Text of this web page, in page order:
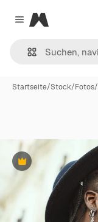
Close menu
Magnific
Startseite/Stock/Fotos/
Premium